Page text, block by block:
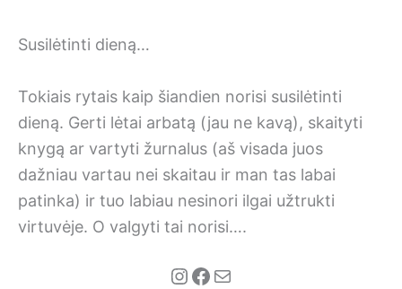
Susilėtinti dieną…
Tokiais rytais kaip šiandien norisi susilėtinti
dieną. Gerti lėtai arbatą (jau ne kavą), skaityti
knygą ar vartyti žurnalus (aš visada juos
dažniau vartau nei skaitau ir man tas labai
patinka) ir tuo labiau nesinori ilgai užtrukti
virtuvėje. O valgyti tai norisi….
Instagram
Facebook
Mail